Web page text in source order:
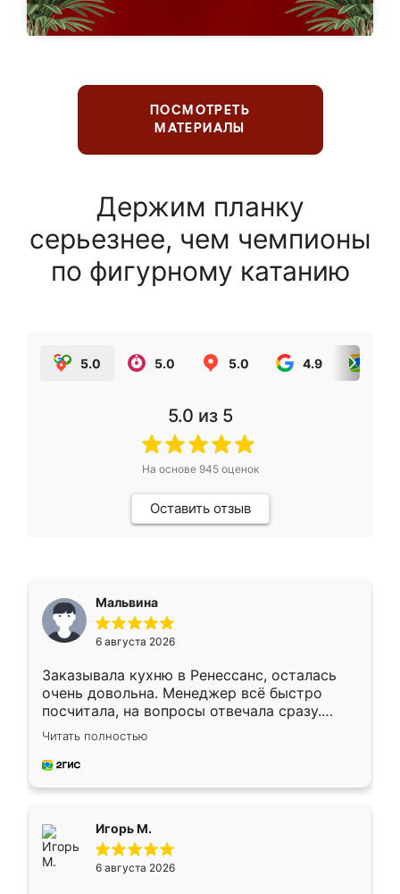
ПОСМОТРЕТЬ
МАТЕРИАЛЫ
Держим планку
серьезнее, чем чемпионы
по фигурному катанию
5.0 5.0 5.0 4.9
5.0 из 5
На основе 945оценок
Оставить отзыв
Мальвина
6 августа 2026
Заказывала кухню в Ренессанс, осталась
очень довольна. Менеджер всё быстро
посчитала, на вопросы отвечала сразу.
Замерщик приехал в субботу, подошёл к
делу со всей ответственностью. Собрали
за день, ребята работали аккуратно, даже
Читать полностью
Игорь М.
6 августа 2026